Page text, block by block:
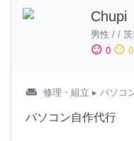
Chupi
男性 / / 茨
sentiment_satisfied 0 sentiment_neutral 0
weekend 修理・組立 ▸ パソコ
パソコン自作代行